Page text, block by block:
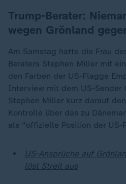
Trump-Berater:
wegen Grönland
Am Samstag hatte die Frau
Beraters Stephen Miller mit
den Farben der US-Flagge
Interview mit dem US-Sender
Stephen Miller kurz darauf
Kontrolle über das zu
als "offizielle Position der US-
US-Ansprüche auf
löst Streit aus